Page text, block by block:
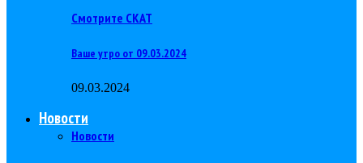
Смотрите СКАТ
Ваше утро от 09.03.2024
09.03.2024
Новости
Новости